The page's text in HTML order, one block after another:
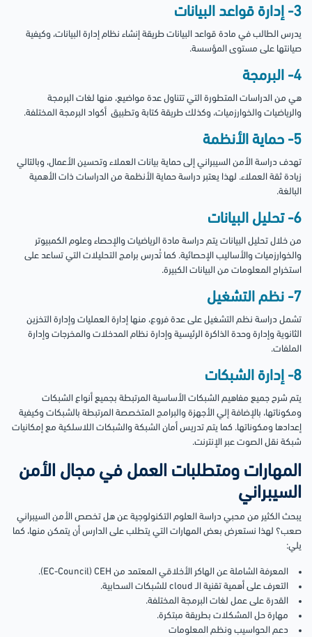
3- إدارة قواعد البيانات
يدرس الطالب في مادة قواعد البيانات طريقة إنشاء نظام إدارة البيانات، وكيفية
صيانتها على مستوى المؤسسة.
4- البرمجة
هي من الدراسات المتطورة التي تتناول عدة مواضيع، منها لغات البرمجة
والرياضيات والخوارزميات، وكذلك طريقة كتابة وتطبيق أكواد البرمجة المختلفة.
5- حماية الأنظمة
تهدف دراسة الأمن السيبراني إلى حماية بيانات العملاء وتحسين الأعمال، وبالتالي
زيادة ثقة العملاء. لهذا يعتبر دراسة حماية الأنظمة من الدراسات ذات الأهمية
البالغة.
6- تحليل البيانات
من خلال تحليل البيانات يتم دراسة مادة الرياضيات والإحصاء وعلوم الكمبيوتر
والخوارزميات والأساليب الإحصائية. كما تُدرس برامج التحليلات التي تساعد على
استخراج المعلومات من البيانات الكبيرة.
7- نظم التشغيل
تشمل دراسة نظم التشغيل على عدة فروع، منها إدارة العمليات وإدارة التخزين
الثانوية وإدارة وحدة الذاكرة الرئيسية وإدارة نظام المدخلات والمخرجات وإدارة
الملفات.
8- إدارة الشبكات
يتم شرح جميع مفاهيم الشبكات الأساسية المرتبطة بجميع أنواع الشبكات
ومكوناتها، بالإضافة إلي الأجهزة والبرامج المتخصصة المرتبطة بالشبكات وكيفية
إعدادها ومكوناتها. كما يتم تدريس أمان الشبكة والشبكات اللاسلكية مع إمكانيات
شبكة نقل الصوت عبر الإنترنت.
المهارات ومتطلبات العمل في مجال الأمن
السيبراني
يبحث الكثير من محبي دراسة العلوم التكنولوجية عن هل تخصص الأمن السيبراني
صعب؟ لهذا نستعرض بعض المهارات التي يتطلب على الدارس أن يتمكن منها، كما
يلي:
المعرفة الشاملة عن الهاكر الأخلاقي المعتمد من EC-Council) CEH).
التعرف على أهمية تقنية الـ cloud للشبكات السحابية.
القدرة على عمل لغات البرمجة المختلفة.
مهارة حل المشكلات بطريقة مبتكرة.
دعم الحواسيب ونظم المعلومات